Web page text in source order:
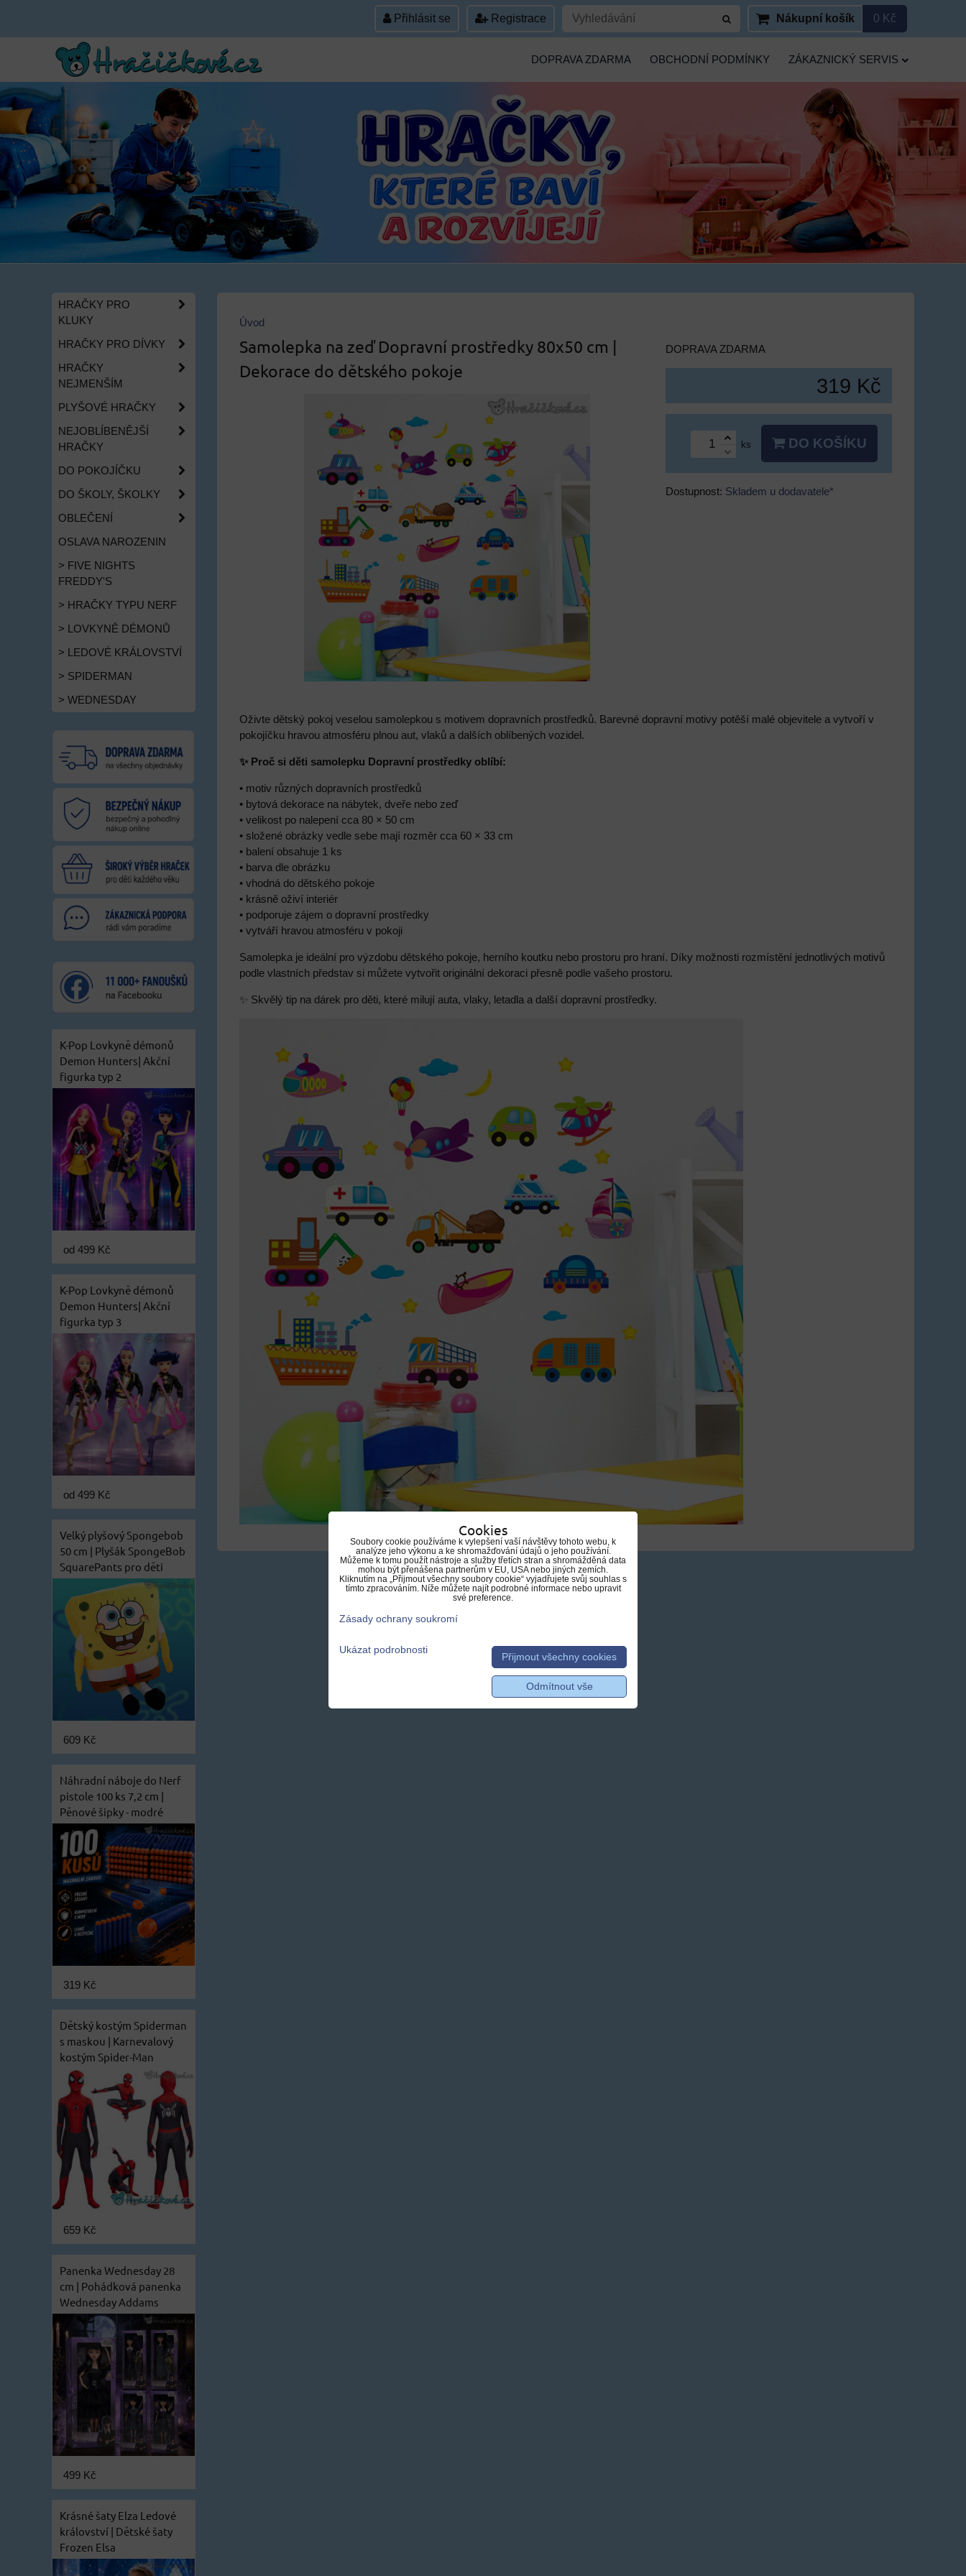
Přihlásit se Registrace Nákupní košík 0 Kč
DOPRAVA ZDARMA OBCHODNÍ PODMÍNKY ZÁKAZNICKÝ SERVIS
Úvod
Samolepka na zeď Dopravní prostředky 80x50 cm |
Dekorace do dětského pokoje
DOPRAVA ZDARMA
319 Kč
ks DO KOŠÍKU
Dostupnost: Skladem u dodavatele*
Oživte dětský pokoj veselou samolepkou s motivem dopravních prostředků. Barevné dopravní motivy potěší malé objevitele a vytvoří v
pokojíčku hravou atmosféru plnou aut, vlaků a dalších oblíbených vozidel.
✨ Proč si děti samolepku Dopravní prostředky oblíbí:
• motiv různých dopravních prostředků
• bytová dekorace na nábytek, dveře nebo zeď
• velikost po nalepení cca 80 × 50 cm
• složené obrázky vedle sebe mají rozměr cca 60 × 33 cm
• balení obsahuje 1 ks
• barva dle obrázku
• vhodná do dětského pokoje
• krásně oživí interiér
• podporuje zájem o dopravní prostředky
• vytváří hravou atmosféru v pokoji
Samolepka je ideální pro výzdobu dětského pokoje, herního koutku nebo prostoru pro hraní. Díky možnosti rozmístění jednotlivých motivů
podle vlastních představ si můžete vytvořit originální dekoraci přesně podle vašeho prostoru.
✨ Skvělý tip na dárek pro děti, které milují auta, vlaky, letadla a další dopravní prostředky.
HRAČKY PRO
KLUKY
HRAČKY PRO DÍVKY
HRAČKY
NEJMENŠÍM
PLYŠOVÉ HRAČKY
NEJOBLÍBENĚJŠÍ
HRAČKY
DO POKOJÍČKU
DO ŠKOLY, ŠKOLKY
OBLEČENÍ
OSLAVA NAROZENIN
> FIVE NIGHTS
FREDDY'S
> HRAČKY TYPU NERF
> LOVKYNĚ DÉMONŮ
> LEDOVÉ KRÁLOVSTVÍ
> SPIDERMAN
> WEDNESDAY
K-Pop Lovkyně démonů
Demon Hunters| Akční
figurka typ 2
od 499 Kč
K-Pop Lovkyně démonů
Demon Hunters| Akční
figurka typ 3
od 499 Kč
Velký plyšový Spongebob
50 cm | Plyšák SpongeBob
SquarePants pro děti
609 Kč
Náhradní náboje do Nerf
pistole 100 ks 7,2 cm |
Pěnové šipky - modré
319 Kč
Dětský kostým Spiderman
s maskou | Karnevalový
kostým Spider-Man
659 Kč
Panenka Wednesday 28
cm | Pohádková panenka
Wednesday Addams
499 Kč
Krásné šaty Elza Ledové
království | Dětské šaty
Frozen Elsa
Cookies
Soubory cookie používáme k vylepšení vaší návštěvy tohoto webu, k
analýze jeho výkonu a ke shromažďování údajů o jeho používání.
Můžeme k tomu použít nástroje a služby třetích stran a shromážděná data
mohou být přenášena partnerům v EU, USA nebo jiných zemích.
Kliknutím na „Přijmout všechny soubory cookie“ vyjadřujete svůj souhlas s
tímto zpracováním. Níže můžete najít podrobné informace nebo upravit
své preference.
Zásady ochrany soukromí
Ukázat podrobnosti
Přijmout všechny cookies
Odmítnout vše